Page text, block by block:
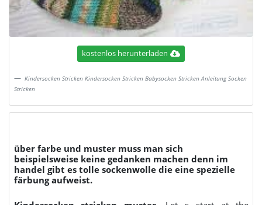
kostenlos herunterladen
Kindersocken Stricken Kindersocken Stricken Babysocken Stricken Anleitung Socken
Stricken
über farbe und muster muss man sich
beispielsweise keine gedanken machen denn im
handel gibt es tolle sockenwolle die eine spezielle
färbung aufweist.